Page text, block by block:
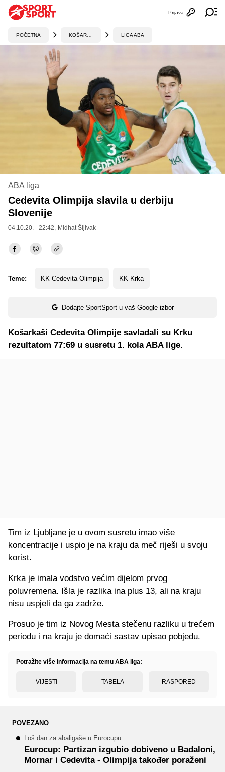
Otvori
Prijava
POČETNA LIGA ABA
ABA liga
Cedevita Olimpija slavila u derbiju
Slovenije
04.10.20. - 22:42, Midhat Šljivak
Teme: KK Cedevita Olimpija KK Krka
Dodajte SportSport u vaš Google izbor
Košarkaši Cedevita Olimpije savladali su Krku
rezultatom 77:69 u susretu 1. kola ABA lige.
Tim iz Ljubljane je u ovom susretu imao više
koncentracije i uspio je na kraju da meč riješi u svoju
korist.
Krka je imala vodstvo većim dijelom prvog
poluvremena. Išla je razlika ina plus 13, ali na kraju
nisu uspjeli da ga zadrže.
Prosuo je tim iz Novog Mesta stečenu razliku u trećem
periodu i na kraju je domaći sastav upisao pobjedu.
Potražite više informacija na temu ABA liga:
VIJESTI TABELA RASPORED
POVEZANO
Loš dan za abaligaše u Eurocupu
Eurocup: Partizan izgubio dobiveno u Badaloni,
Mornar i Cedevita - Olimpija također poraženi